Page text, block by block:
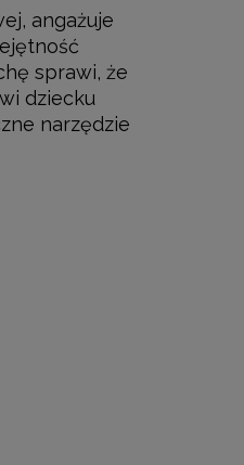
angażuje
sprawi, że
dziecku
narzędzie